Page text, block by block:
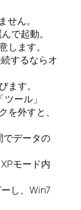
ん。
で起動。
します。
するならオ
ます。
ール」
外すと、
でデータの
モード内
し、Win7